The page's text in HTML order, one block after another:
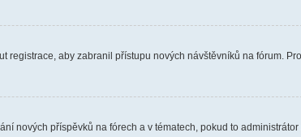
aby zabranil přístupu nových návštěvníků na fórum.
nových příspěvků na fórech a v tématech, pokud to